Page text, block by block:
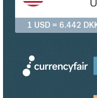
1 USD = 6.442